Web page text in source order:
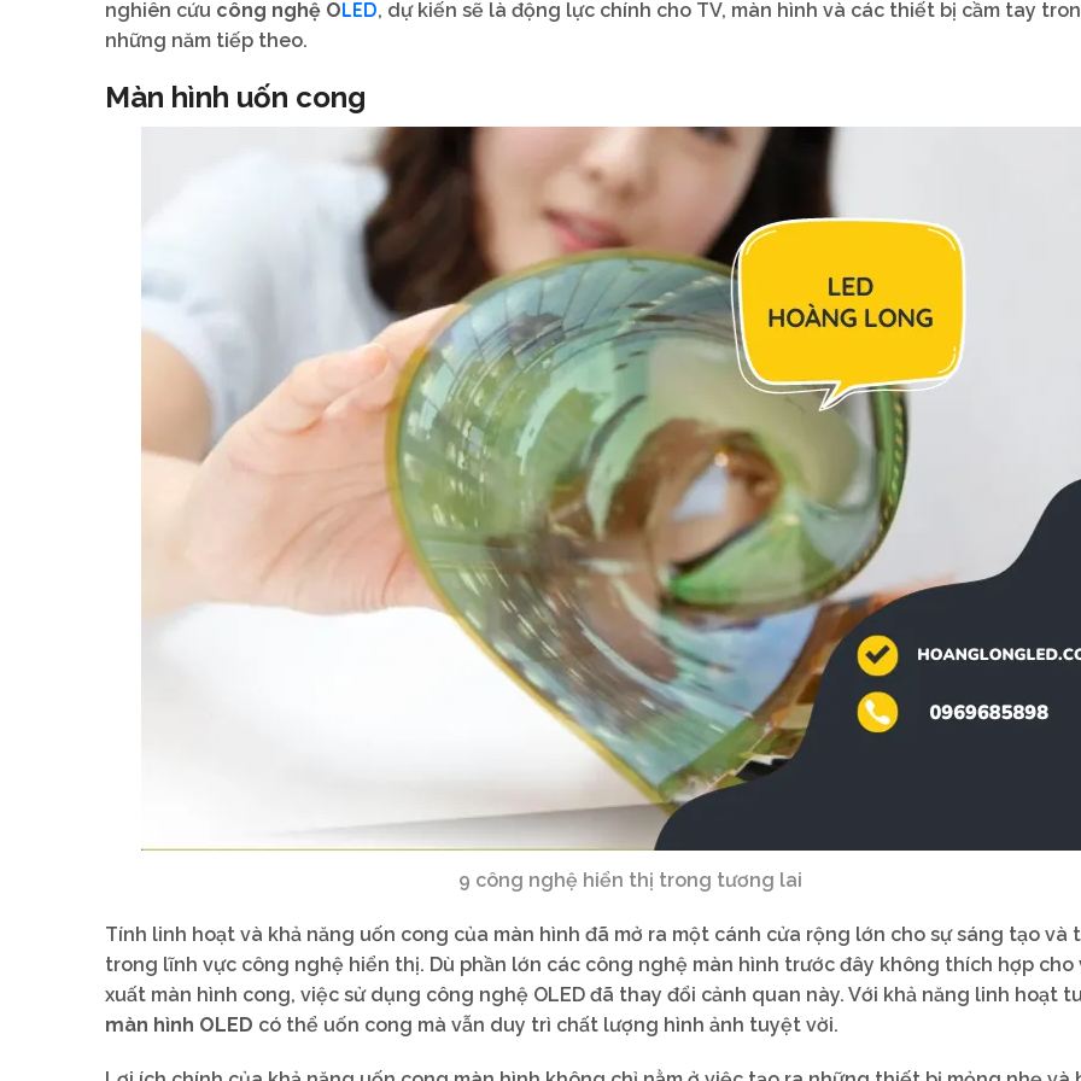
nghiên cứu công nghệ OLED, dự kiến sẽ là động lực chính cho TV, màn hình và các thiết bị cầm tay
những năm tiếp theo.
Màn hình uốn cong
9 công nghệ hiển thị trong tương lai
Tính linh hoạt và khả năng uốn cong của màn hình đã mở ra một cánh cửa rộng lớn cho sự sáng tạo và
trong lĩnh vực công nghệ hiển thị. Dù phần lớn các công nghệ màn hình trước đây không thích hợp cho
xuất màn hình cong, việc sử dụng công nghệ OLED đã thay đổi cảnh quan này. Với khả năng linh hoạt
màn hình OLED có thể uốn cong mà vẫn duy trì chất lượng hình ảnh tuyệt vời.